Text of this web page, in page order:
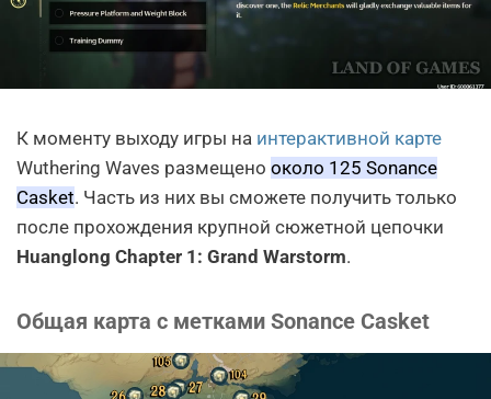
К моменту выходу игры на интерактивной карте
Wuthering Waves размещено около 125 Sonance
Casket. Часть из них вы сможете получить только
после прохождения крупной сюжетной цепочки
Huanglong Chapter 1: Grand Warstorm.
Общая карта с метками Sonance Casket